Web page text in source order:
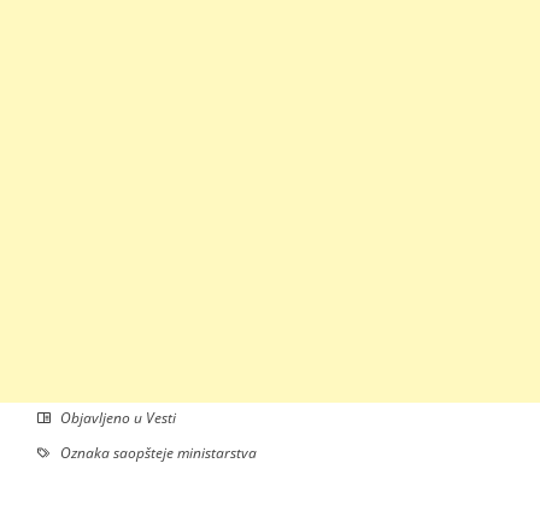
Objavljeno u Vesti
Oznakasaopšteje ministarstva